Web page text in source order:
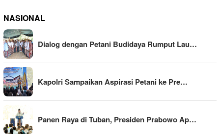
NASIONAL
Dialog dengan Petani Budidaya Rumput Lau…
Kapolri Sampaikan Aspirasi Petani ke Pre…
Panen Raya di Tuban, Presiden Prabowo Ap…